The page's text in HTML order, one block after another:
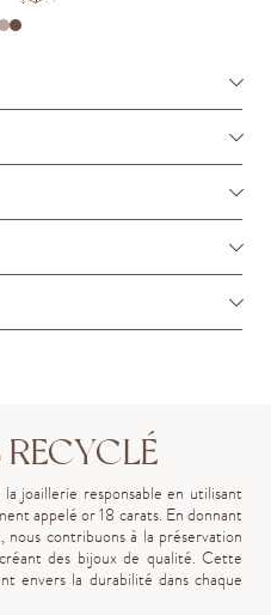
joaillerie responsable en utilisant
appelé or 18 carats. En donnant
contribuons à la préservation
des bijoux de qualité. Cette
envers la durabilité dans chaque